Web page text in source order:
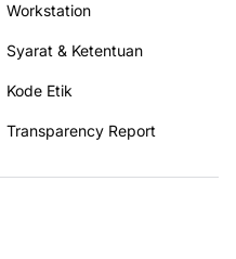
Workstation
Syarat & Ketentuan
Kode Etik
Transparency Report